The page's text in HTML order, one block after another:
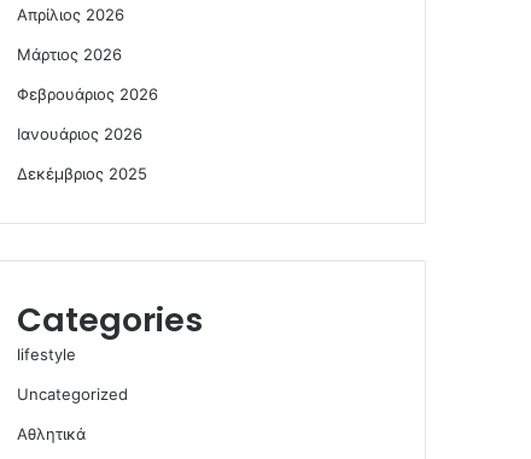
Απρίλιος 2026
Μάρτιος 2026
Φεβρουάριος 2026
Ιανουάριος 2026
Δεκέμβριος 2025
Categories
lifestyle
Uncategorized
Αθλητικά